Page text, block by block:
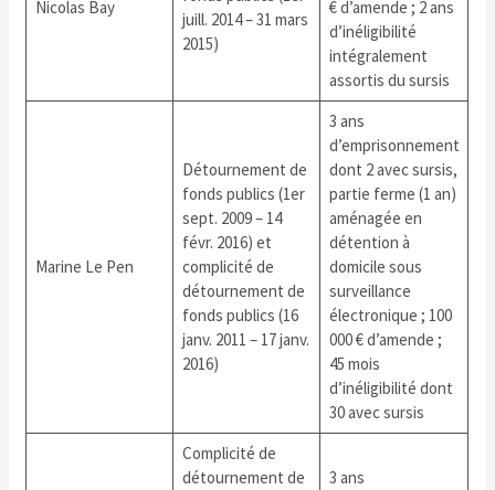
Nicolas Bay
juill. 2014 – 31 mars
2015)
€ d’amende ; 2 ans
d’inéligibilité
intégralement
assortis du sursis
Marine Le Pen
Détournement de
fonds publics (1er
sept. 2009 – 14
févr. 2016) et
complicité de
détournement de
fonds publics (16
janv. 2011 – 17 janv.
2016)
3 ans
d’emprisonnement
dont 2 avec sursis,
partie ferme (1 an)
aménagée en
détention à
domicile sous
surveillance
électronique ; 100
000 € d’amende ;
45 mois
d’inéligibilité dont
30 avec sursis
Complicité de
détournement de
3 ans